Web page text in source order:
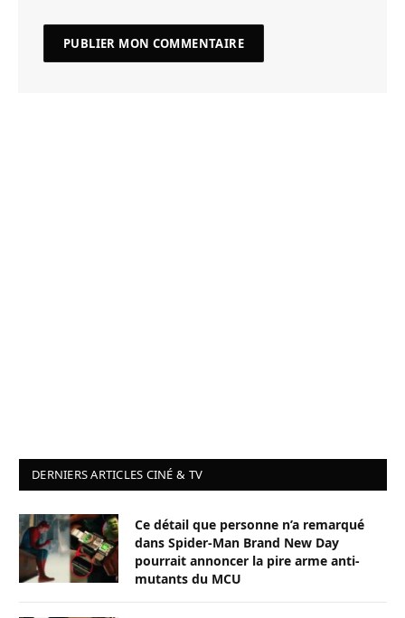
DERNIERS ARTICLES CINÉ & TV
Ce détail que personne n’a remarqué
dans Spider-Man Brand New Day
pourrait annoncer la pire arme anti-
mutants du MCU